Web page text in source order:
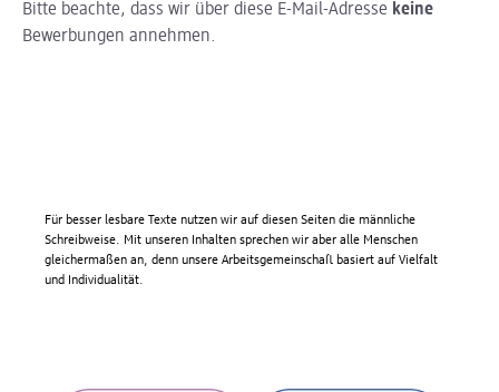
Bitte beachte, dass wir über diese E-Mail-Adresse keine
Bewerbungen annehmen.
Für besser lesbare Texte nutzen wir auf diesen Seiten die männliche
Schreibweise. Mit unseren Inhalten sprechen wir aber alle Menschen
gleichermaßen an, denn unsere Arbeitsgemeinschaft basiert auf Vielfalt
und Individualität.